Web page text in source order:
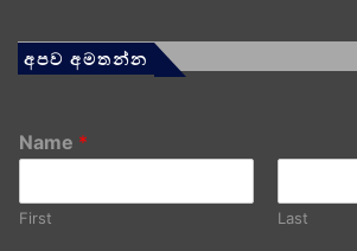
අපව අමතන්න
Name *
First Last